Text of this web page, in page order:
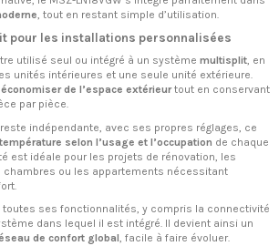
, tout en restant simple d’utilisation.
pour les installations personnalisées
utilisé seul ou intégré à un système multisplit, en
unités intérieures et une seule unité extérieure.
économiser de l’espace extérieurtout en conservant
par pièce.
indépendante, avec ses propres réglages, ce
selon l’usage et l’occupation de chaque
est idéale pour les projets de rénovation, les
ou les appartements nécessitant
toutes ses fonctionnalités, y compris la connectivité
dans lequel il est intégré. Il devient ainsi un
de confort global, facile à faire évoluer.